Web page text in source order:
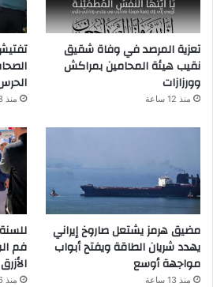
تعزية المرصد في وفاة شقيق
نقيب هيئة المحامين بمراكش
وورزازات
منذ 12 ساعة منذ 13 ساعة
مضيق هرمز يشتعل صاروخ إيراني
يهدد شريان الطاقة ويفتح أبواب
مواجهة أوسع
منذ 13 ساعة
فم
منذ 16 ساعة